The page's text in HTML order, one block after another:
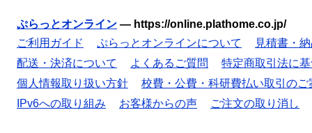
ぷらっとオンライン — https://online.plathome.co.jp/
ご利用ガイド
ぷらっとオンラインについて
見積書・
配送・決済について
よくあるご質問
特定商取引法に
個人情報取り扱い方針
校費・公費・科研費払い取引のご
IPv6への取り組み
お客様からの声 ご注文の取り消し